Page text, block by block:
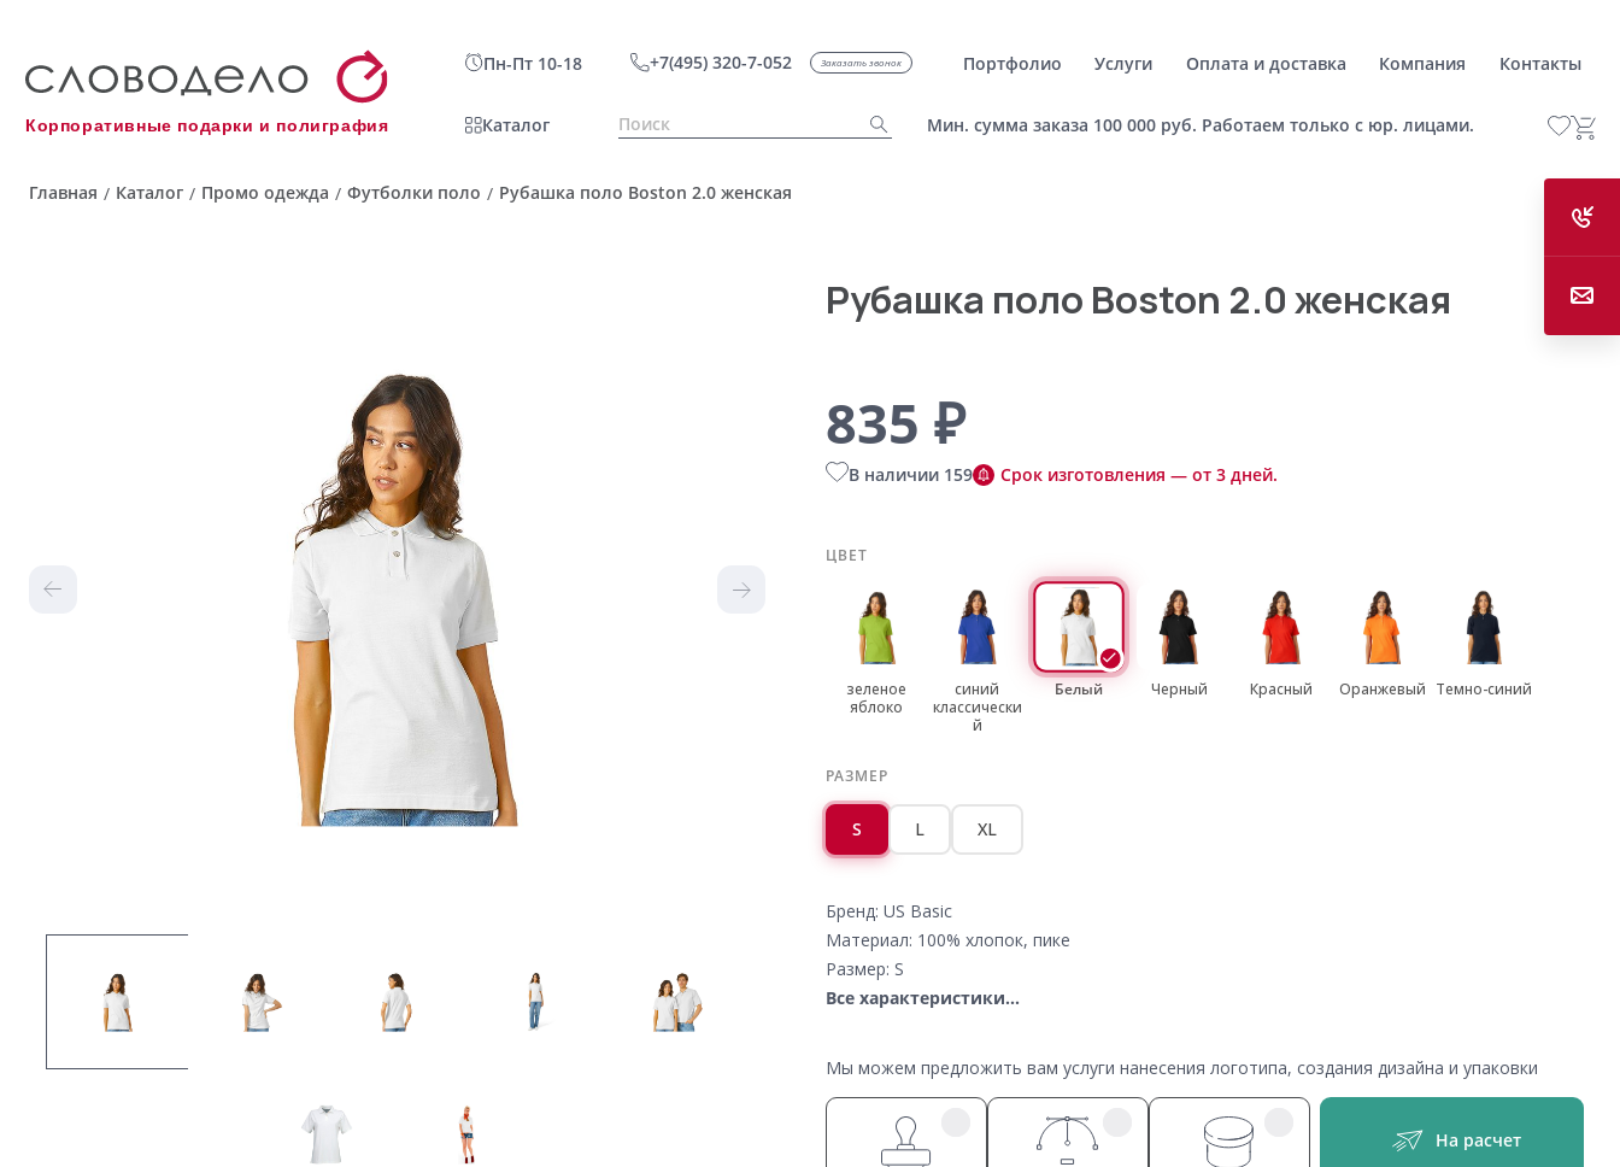
Корпоративные подарки и полиграфия
Пн-Пт 10-18 +7(495) 320-7-052 Заказать звонок Портфолио Услуги Оплата и доставка Компания Контакты
Каталог Мин. сумма заказа 100 000 руб. Работаем только с юр. лицами.
Главная / Каталог / Промо одежда / Футболки поло / Рубашка поло Boston 2.0 женская
Рубашка поло Boston 2.0 женская
835 ₽
В наличии 159 Срок изготовления — от 3 дней.
ЦВЕТ
зеленое
яблоко
синий
классически
й
Белый Черный Красный Оранжевый Темно-синий
РАЗМЕР
S L XL
Бренд: US Basic
Материал: 100% хлопок, пике
Размер: S
Все характеристики...
Мы можем предложить вам услуги нанесения логотипа, создания дизайна и упаковки
На расчет